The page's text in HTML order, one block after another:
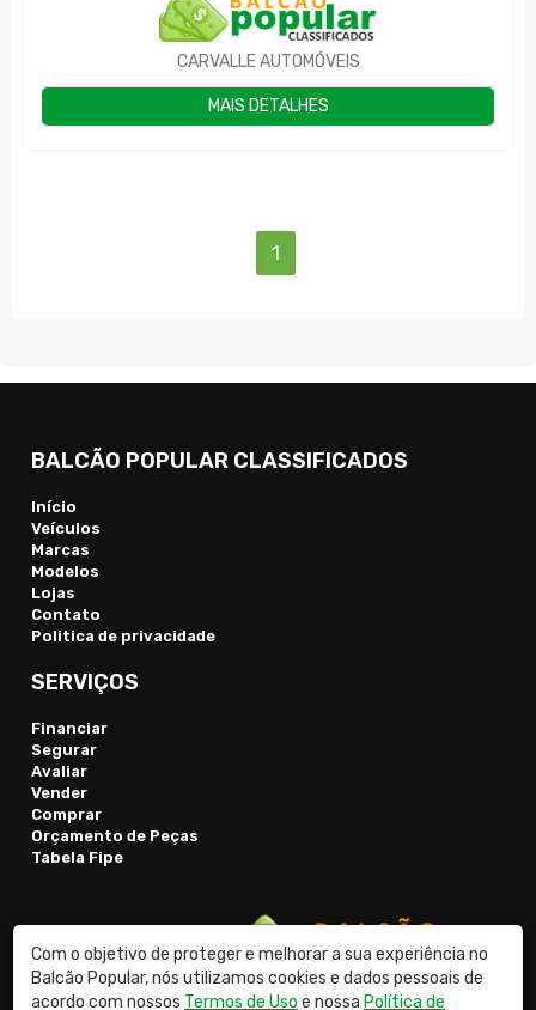
CARVALLE AUTOMÓVEIS
MAIS DETALHES
1(current)
BALCÃO POPULAR CLASSIFICADOS
Início
Veículos
Marcas
Modelos
Lojas
Contato
Politica de privacidade
SERVIÇOS
Financiar
Segurar
Avaliar
Vender
Comprar
Orçamento de Peças
Tabela Fipe
Com o objetivo de proteger e melhorar a sua experiência no
Balcão Popular, nós utilizamos cookies e dados pessoais de
acordo com nossos Termos de Uso e nossa Política de